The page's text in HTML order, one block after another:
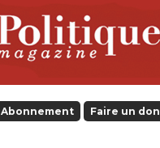
Abonnement Faire un don